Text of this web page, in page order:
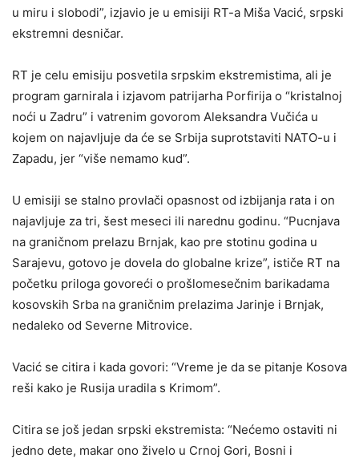
u miru i slobodi”, izjavio je u emisiji RT-a Miša Vacić, srpski
ekstremni desničar.
RT je celu emisiju posvetila srpskim ekstremistima, ali je
program garnirala i izjavom patrijarha Porfirija o “kristalnoj
noći u Zadru” i vatrenim govorom Aleksandra Vučića u
kojem on najavljuje da će se Srbija suprotstaviti NATO-u i
Zapadu, jer “više nemamo kud”.
U emisiji se stalno provlači opasnost od izbijanja rata i on
najavljuje za tri, šest meseci ili narednu godinu. “Pucnjava
na graničnom prelazu Brnjak, kao pre stotinu godina u
Sarajevu, gotovo je dovela do globalne krize”, ističe RT na
početku priloga govoreći o prošlomesečnim barikadama
kosovskih Srba na graničnim prelazima Jarinje i Brnjak,
nedaleko od Severne Mitrovice.
Vacić se citira i kada govori: “Vreme je da se pitanje Kosova
reši kako je Rusija uradila s Krimom”.
Citira se još jedan srpski ekstremista: “Nećemo ostaviti ni
jedno dete, makar ono živelo u Crnoj Gori, Bosni i